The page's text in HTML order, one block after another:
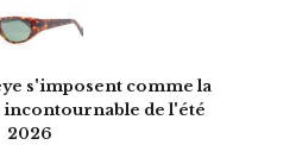
s'imposent comme la
de l'été
2026